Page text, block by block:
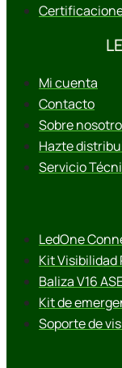
Mi cuenta
Contacto
Sobre
Hazte
Servicio
LedOne
Kit Visibilidad
Baliza V16
Kit de
Soporte de